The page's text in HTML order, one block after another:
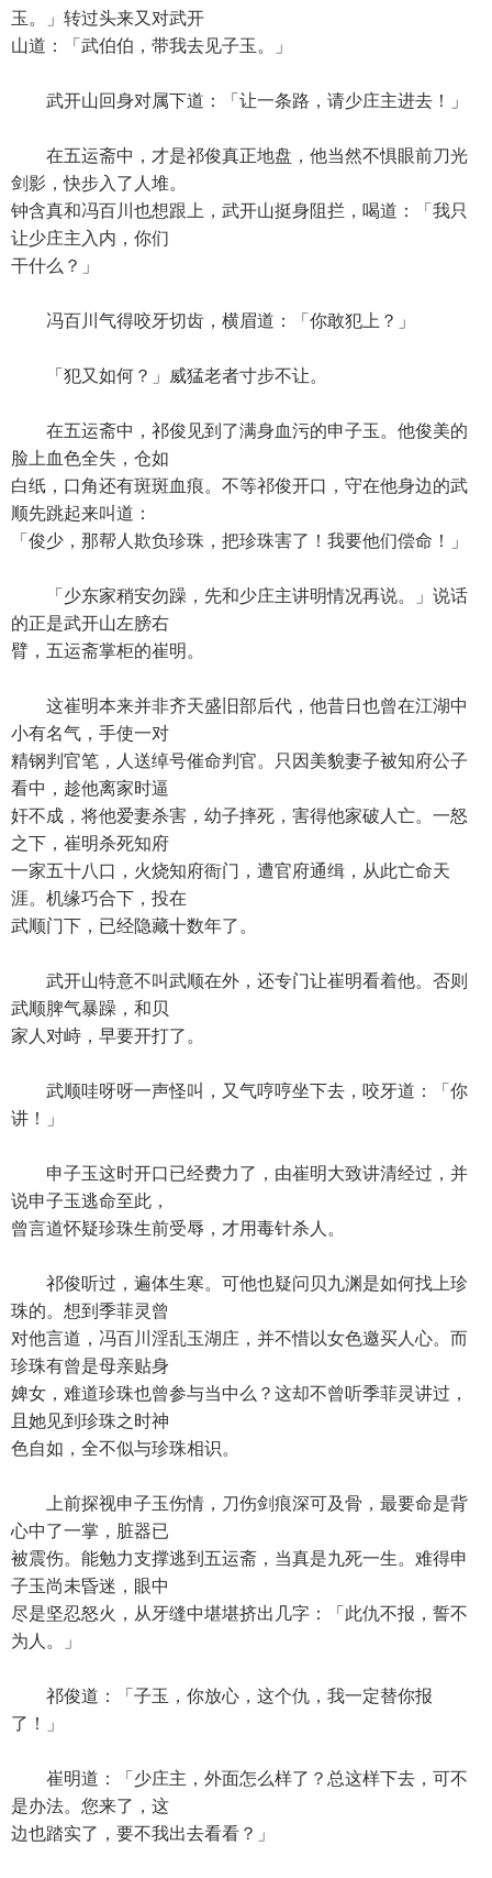
玉。」转过头来又对武开
山道：「武伯伯，带我去见子玉。」
武开山回身对属下道：「让一条路，请少庄主进去！」
在五运斋中，才是祁俊真正地盘，他当然不惧眼前刀光
剑影，快步入了人堆。
钟含真和冯百川也想跟上，武开山挺身阻拦，喝道：「我只
让少庄主入内，你们
干什么？」
冯百川气得咬牙切齿，横眉道：「你敢犯上？」
「犯又如何？」威猛老者寸步不让。
在五运斋中，祁俊见到了满身血污的申子玉。他俊美的
脸上血色全失，仓如
白纸，口角还有斑斑血痕。不等祁俊开口，守在他身边的武
顺先跳起来叫道：
「俊少，那帮人欺负珍珠，把珍珠害了！我要他们偿命！」
「少东家稍安勿躁，先和少庄主讲明情况再说。」说话
的正是武开山左膀右
臂，五运斋掌柜的崔明。
这崔明本来并非齐天盛旧部后代，他昔日也曾在江湖中
小有名气，手使一对
精钢判官笔，人送绰号催命判官。只因美貌妻子被知府公子
看中，趁他离家时逼
奸不成，将他爱妻杀害，幼子摔死，害得他家破人亡。一怒
之下，崔明杀死知府
一家五十八口，火烧知府衙门，遭官府通缉，从此亡命天
涯。机缘巧合下，投在
武顺门下，已经隐藏十数年了。
武开山特意不叫武顺在外，还专门让崔明看着他。否则
武顺脾气暴躁，和贝
家人对峙，早要开打了。
武顺哇呀呀一声怪叫，又气哼哼坐下去，咬牙道：「你
讲！」
申子玉这时开口已经费力了，由崔明大致讲清经过，并
说申子玉逃命至此，
曾言道怀疑珍珠生前受辱，才用毒针杀人。
祁俊听过，遍体生寒。可他也疑问贝九渊是如何找上珍
珠的。想到季菲灵曾
对他言道，冯百川淫乱玉湖庄，并不惜以女色邀买人心。而
珍珠有曾是母亲贴身
婢女，难道珍珠也曾参与当中么？这却不曾听季菲灵讲过，
且她见到珍珠之时神
色自如，全不似与珍珠相识。
上前探视申子玉伤情，刀伤剑痕深可及骨，最要命是背
心中了一掌，脏器已
被震伤。能勉力支撑逃到五运斋，当真是九死一生。难得申
子玉尚未昏迷，眼中
尽是坚忍怒火，从牙缝中堪堪挤出几字：「此仇不报，誓不
为人。」
祁俊道：「子玉，你放心，这个仇，我一定替你报
了！」
崔明道：「少庄主，外面怎么样了？总这样下去，可不
是办法。您来了，这
边也踏实了，要不我出去看看？」